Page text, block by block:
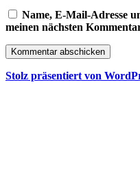
Name, E-Mail-Adresse
meinen nächsten
Stolz präsentiert von